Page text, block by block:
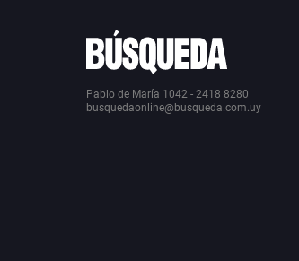
Pablo de María 1042 - 2418 8280
busquedaonline@busqueda.com.uy